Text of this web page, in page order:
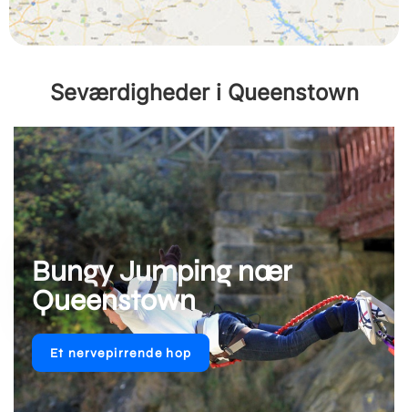
Seværdigheder i Queenstown
Bungy Jumping nær
Queenstown
Et nervepirrende hop